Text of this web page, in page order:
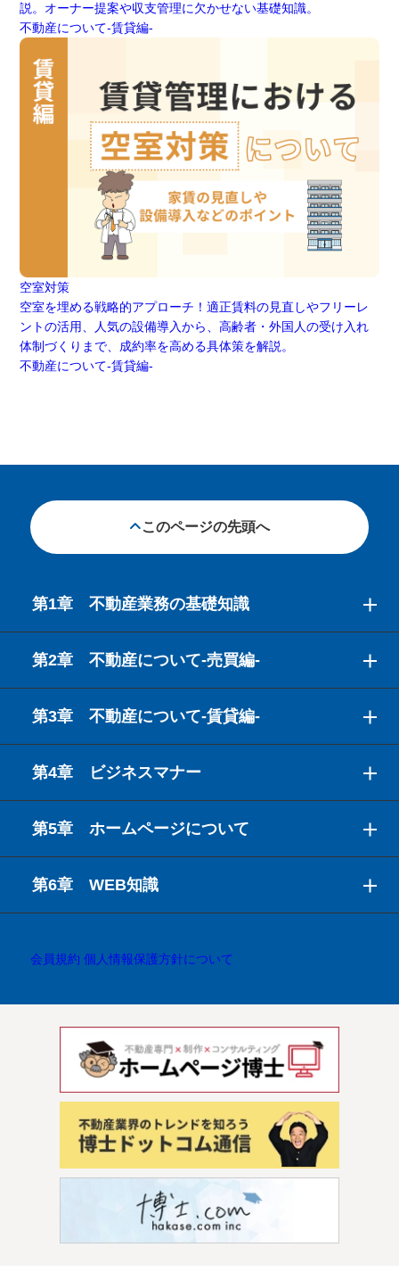
説。オーナー提案や収支管理に欠かせない基礎知識。
不動産について-賃貸編-
空室対策
空室を埋める戦略的アプローチ！適正賃料の見直しやフリーレ
ントの活用、人気の設備導入から、高齢者・外国人の受け入れ
体制づくりまで、成約率を高める具体策を解説。
不動産について-賃貸編-
このページの先頭へ
第1章 不動産業務の基礎知識
第2章 不動産について-売買編-
第3章 不動産について-賃貸編-
第4章 ビジネスマナー
第5章 ホームページについて
第6章 WEB知識
会員規約 個人情報保護方針について